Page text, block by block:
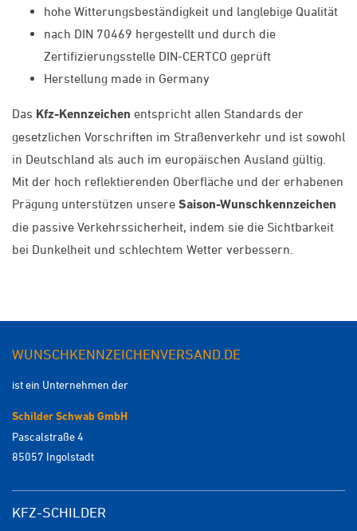
hohe Witterungsbeständigkeit und langlebige Qualität
nach DIN 70469 hergestellt und durch die
Zertifizierungsstelle DIN-CERTCO geprüft
Herstellung made in Germany
Das Kfz-Kennzeichen entspricht allen Standards der
gesetzlichen Vorschriften im Straßenverkehr und ist sowohl
in Deutschland als auch im europäischen Ausland gültig.
Mit der hoch reflektierenden Oberfläche und der erhabenen
Prägung unterstützen unsere Saison-Wunschkennzeichen
die passive Verkehrssicherheit, indem sie die Sichtbarkeit
bei Dunkelheit und schlechtem Wetter verbessern.
WUNSCHKENNZEICHENVERSAND.DE
ist ein Unternehmen der
Schilder Schwab GmbH
Pascalstraße 4
85057 Ingolstadt
KFZ-SCHILDER